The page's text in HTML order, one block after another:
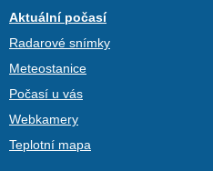
Aktuální počasí
Radarové snímky
Meteostanice
Počasí u vás
Webkamery
Teplotní mapa